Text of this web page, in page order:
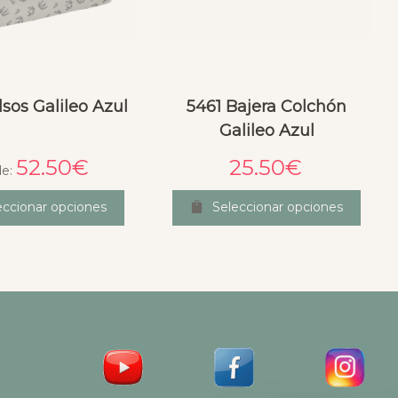
Galileo Azul
52.50€
opciones
5461 Bajera Colchón
Galileo Azul
25.50€
Seleccionar opciones